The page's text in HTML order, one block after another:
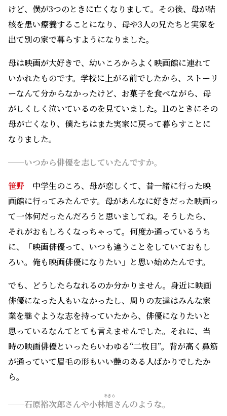
けど、僕が3つのときに亡くなりまして。その後、母が結
核を患い療養することになり、母や3人の兄たちと実家を
出て別の家で暮らすようになりました。
母は映画が大好きで、幼いころからよく映画館に連れて
いかれたものです。学校に上がる前でしたから、ストーリ
ーなんて分からなかったけど、お菓子を食べながら、母
がしくしく泣いているのを見ていました。11のときにその
母が亡くなり、僕たちはまた実家に戻って暮らすことに
なりました。
──いつから俳優を志していたんですか。
笹野 中学生のころ、母が恋しくて、昔一緒に行った映
画館に行ってみたんです。母があんなに好きだった映画っ
て一体何だったんだろうと思いましてね。そうしたら、
それがおもしろくなっちゃって。何度か通っているうち
に、「映画俳優って、いつも違うことをしていておもし
ろい。俺も映画俳優になりたい」と思い始めたんです。
でも、どうしたらなれるのか分かりません。身近に映画
俳優になった人もいなかったし、周りの友達はみんな家
業を継ぐような志を持っていたから、俳優になりたいと
思っているなんてとても言えませんでした。それに、当
時の映画俳優といったらいわゆる“二枚目”。背が高く鼻筋
が通っていて眉毛の形もいい艶のある人ばかりでしたか
ら。
──石原裕次郎さんや小林旭
あきら
さんのような。